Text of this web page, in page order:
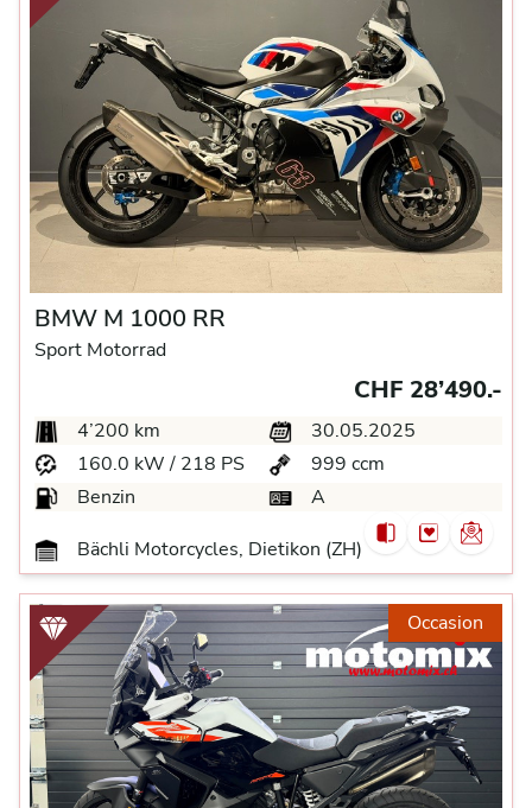
BMW M 1000 RR
Sport Motorrad
CHF 28’490.-
4’200 km
30.05.2025
160.0 kW / 218 PS
999 ccm
Benzin
A
Bächli Motorcycles, Dietikon (ZH)
Occasion